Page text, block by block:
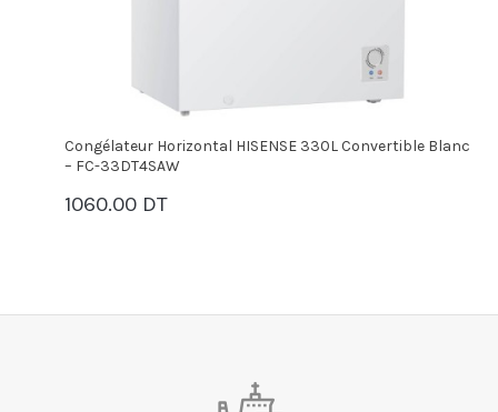
Congélateur Horizontal HISENSE 330L Convertible Blanc
– FC-33DT4SAW
1060.00 DT
PANIER